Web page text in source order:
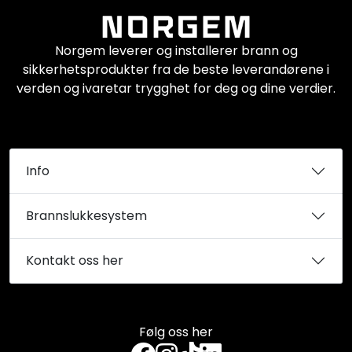
Følg oss her
Norgem leverer og installerer brann og
sikkerhetsprodukter fra de beste leverandørene i
verden og ivaretar trygghet for deg og dine verdier.
Info
Brannslukkesystem
Kontakt oss her